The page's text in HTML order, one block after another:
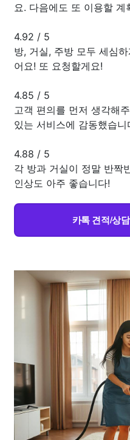
요. 다음에도 또 이용할 계
4.92 / 5
방, 거실, 주방 모두 세심
어요! 또 요청할게요!
4.85 / 5
고객 편의를 먼저 생각해
있는 서비스에 감동했습니
4.88 / 5
각 방과 거실이 정말 반짝
인상도 아주 좋습니다!
카톡 견적/상